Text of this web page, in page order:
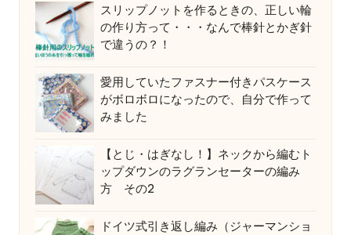
スリップノットを作るときの、正しい輪
の作り方って・・・なんで棒針とかぎ針
で違うの？！
愛用していたファスナー付きパスケース
がボロボロになったので、自分で作って
みました
【とじ・はぎなし！】ネックから編むト
ップダウンのラグランセーターの編み
方 その2
ドイツ式引き返し編み（ジャーマンショ